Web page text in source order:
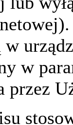
w
w
przez